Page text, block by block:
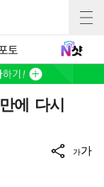
토
에 다시
가가